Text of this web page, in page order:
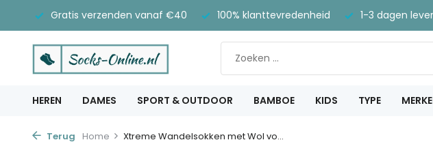
Gratis verzenden vanaf €40 100% klanttevredenheid 1-3 dagen
HEREN DAMES SPORT & OUTDOOR BAMBOE KIDS TYPE
Terug Home Xtreme Wandelsokken met Wol vo...